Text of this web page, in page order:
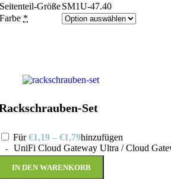
Seitenteil-GrößeSM1U-47.40
Farbe *
Set
Für€1,19 – €1,79hinzufügen
UniFi Cloud Gateway Ultra / Cloud
IN DEN WARENKORB